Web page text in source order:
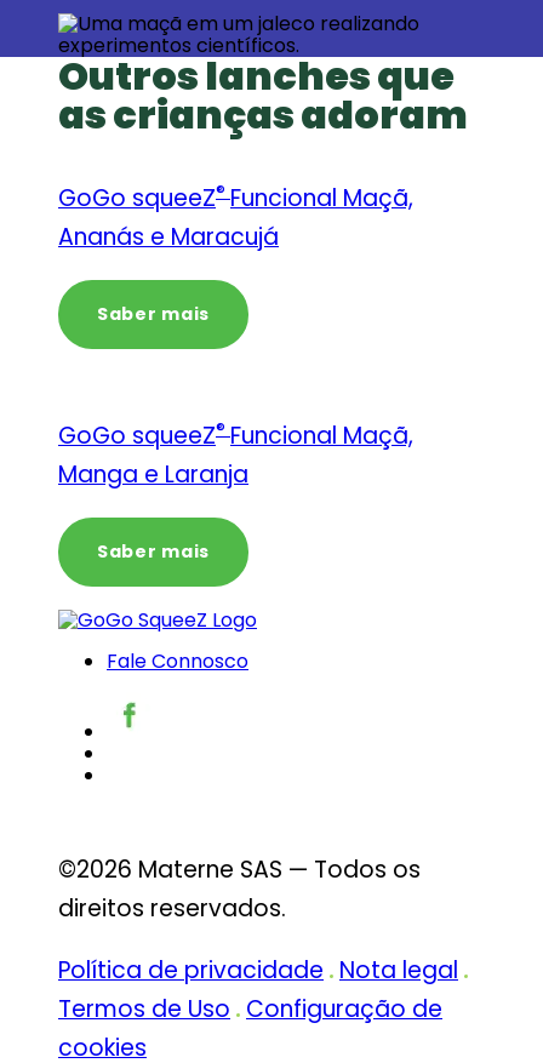
Outros lanches que
as crianças adoram
GoGo squeeZ® Funcional Maçã,
Ananás e Maracujá
Saber mais
GoGo squeeZ® Funcional Maçã,
Manga e Laranja
Saber mais
Fale Connosco
©2026 Materne SAS — Todos os
direitos reservados.
Política de privacidade Nota legal
Termos de Uso Configuração de
cookies